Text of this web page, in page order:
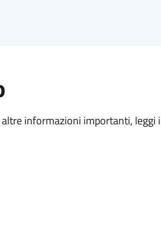
informazioni importanti, leggi